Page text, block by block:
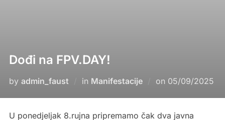
Dođi na FPV.DAY!
by admin_faust in Manifestacije on Posted
05/09/2025
U ponedjeljak 8.rujna pripremamo čak dva javna